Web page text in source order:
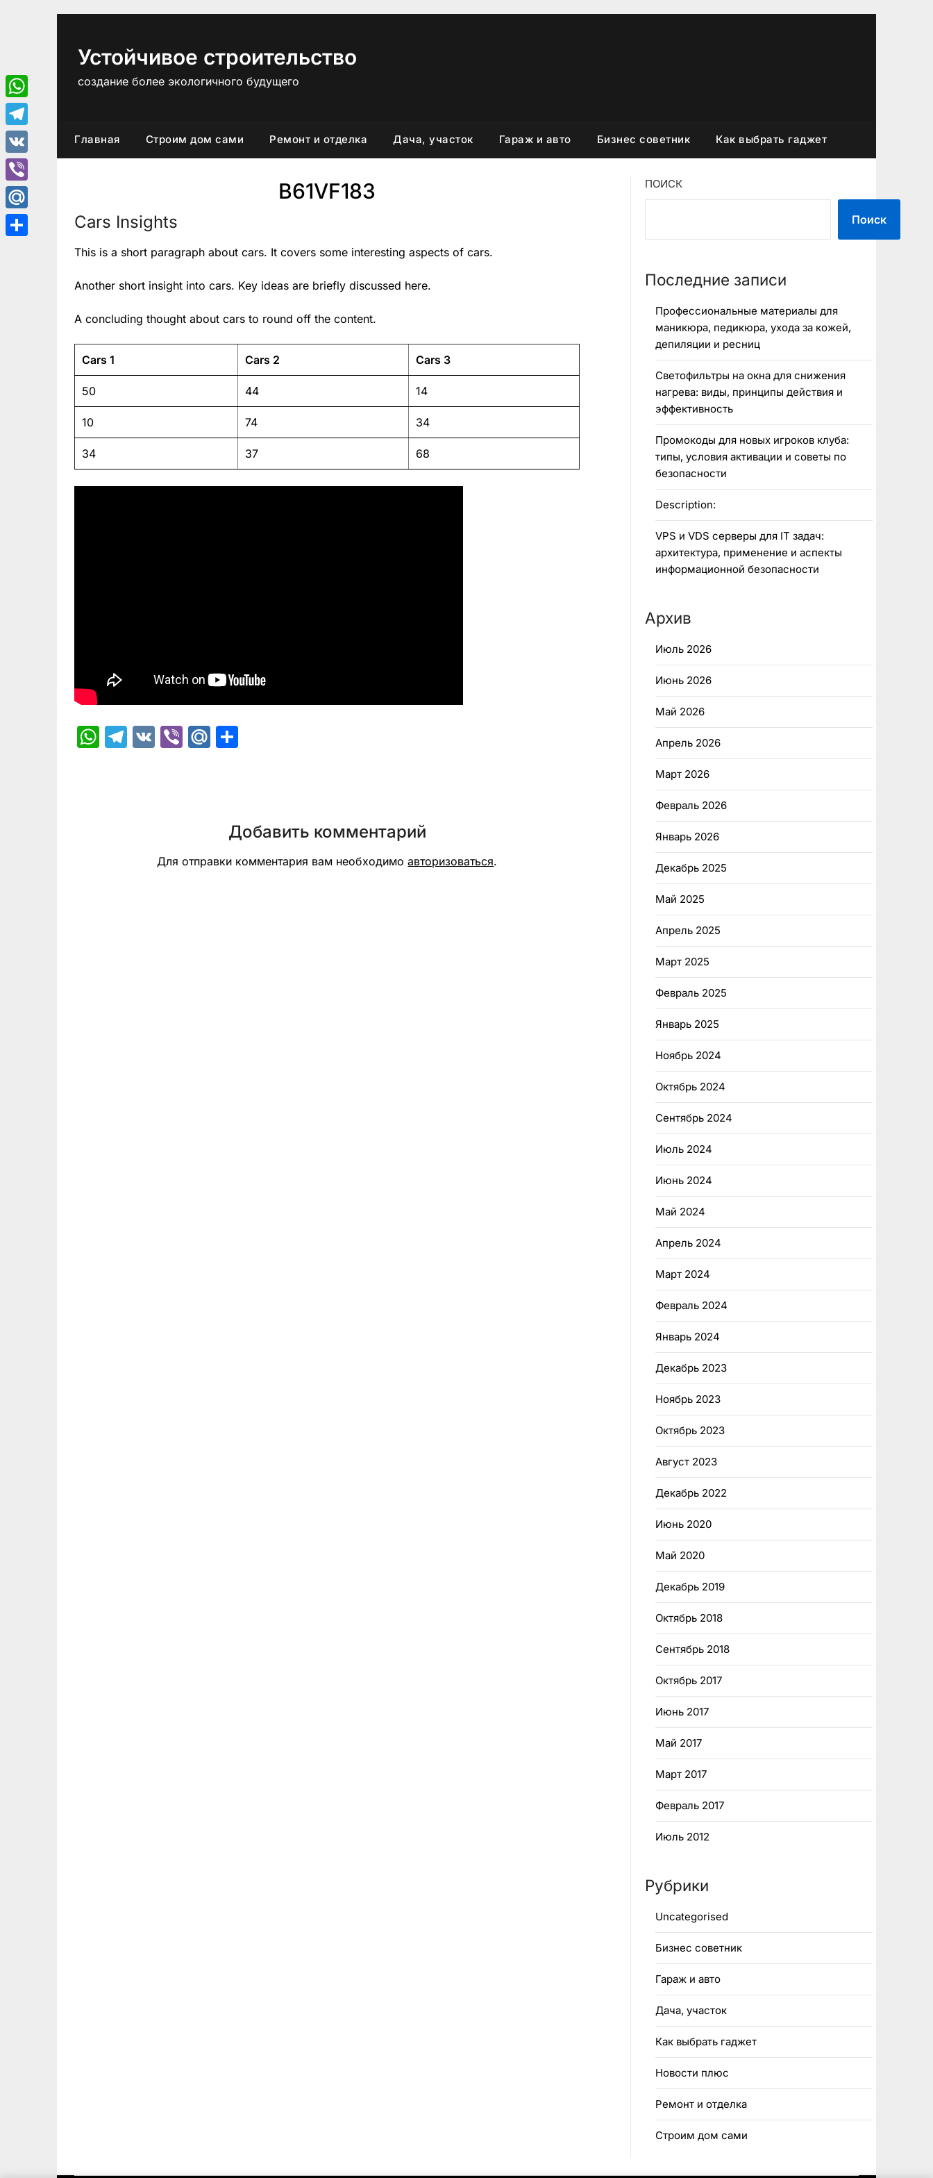
Устойчивое строительство
создание более экологичного будущего
Главная Строим дом сами Ремонт и отделка Дача, участок Гараж и авто Бизнес советник Как выбрать гаджет
B61VF183
Cars Insights
This is a short paragraph about cars. It covers some interesting aspects of cars.
Another short insight into cars. Key ideas are briefly discussed here.
A concluding thought about cars to round off the content.
Cars 1 Cars 2 Cars 3
50 44 14
10 74 34
34 37 68
WhatsApp
Telegram
VK ViberMail.Ru
Добавить комментарий
Для отправки комментария вам необходимоавторизоваться.
ПОИСК
Поиск
Последние записи
Профессиональные материалы для
маникюра, педикюра, ухода за кожей,
депиляции и ресниц
Светофильтры на окна для снижения
нагрева: виды, принципы действия и
эффективность
Промокоды для новых игроков клуба:
типы, условия активации и советы по
безопасности
Description:
VPS и VDS серверы для IT задач:
архитектура, применение и аспекты
информационной безопасности
Архив
Июль 2026
Июнь 2026
Май 2026
Апрель 2026
Март 2026
Февраль 2026
Январь 2026
Декабрь 2025
Май 2025
Апрель 2025
Март 2025
Февраль 2025
Январь 2025
Ноябрь 2024
Октябрь 2024
Сентябрь 2024
Июль 2024
Июнь 2024
Май 2024
Апрель 2024
Март 2024
Февраль 2024
Январь 2024
Декабрь 2023
Ноябрь 2023
Октябрь 2023
Август 2023
Декабрь 2022
Июнь 2020
Май 2020
Декабрь 2019
Октябрь 2018
Сентябрь 2018
Октябрь 2017
Июнь 2017
Май 2017
Март 2017
Февраль 2017
Июль 2012
Рубрики
Uncategorised
Бизнес советник
Гараж и авто
Дача, участок
Как выбрать гаджет
Новости плюс
Ремонт и отделка
Строим дом сами
WhatsApp
Telegram
VK
Viber
Mail.Ru